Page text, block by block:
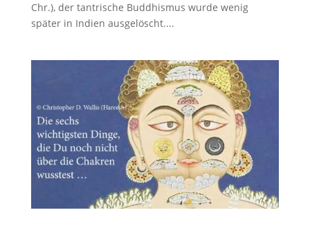
Chr.), der tantrische Buddhismus wurde wenig
später in Indien ausgelöscht....